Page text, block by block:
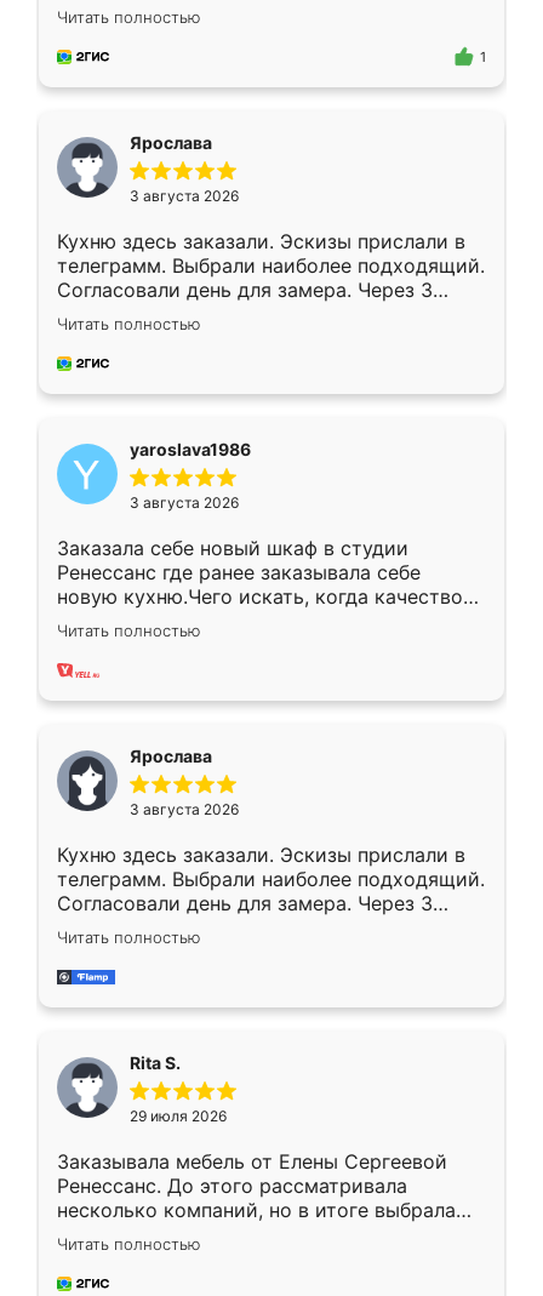
короткие сроки изготовления. Приехавший
для замера сотрудник Владислав
предложил по моему эскизу самый
Читать полностью
1
Ярослава
3 августа 2026
Кухню здесь заказали. Эскизы прислали в
телеграмм. Выбрали наиболее подходящий.
Согласовали день для замера. Через 3
недели кухня была уже готова. Остались
довольны работой. Спасибо Ренессанс
мебель за качественную работу!
Читать полностью
yaroslava1986
3 августа 2026
Заказала себе новый шкаф в студии
Ренессанс где ранее заказывала себе
новую кухню.Чего искать, когда качеством
вполне довольна. Служит кухня уже почти
два года, нареканий нет.
Читать полностью
Ярослава
3 августа 2026
Кухню здесь заказали. Эскизы прислали в
телеграмм. Выбрали наиболее подходящий.
Согласовали день для замера. Через 3
недели кухня была уже готова. Остались
довольны работой. Спасибо Ренессанс
мебель за качественную работу!
Читать полностью
Rita S.
29 июля 2026
Заказывала мебель от Елены Сергеевой
Ренессанс. До этого рассматривала
несколько компаний, но в итоге выбрала
эту. Сначала обговорили условия, потом
приехал замерщик, всё спокойно объяснил
и снял размеры. Изготовили в срок, с
Читать полностью